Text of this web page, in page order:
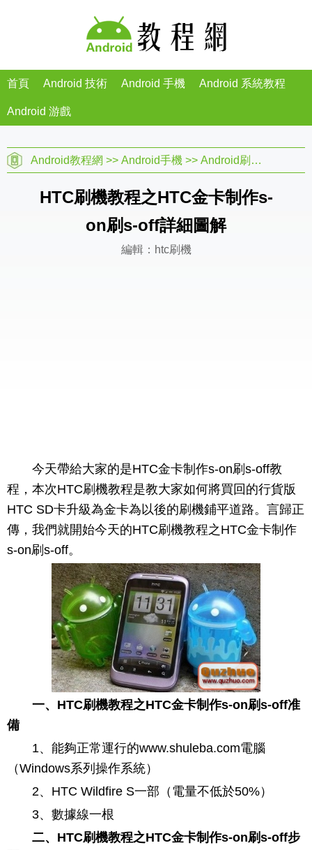
首頁 Android 技術 Android 手機 Android 系統教程
Android 游戲
Android教程網 >> Android手機 >> Android刷機教程
HTC刷機教程之HTC金卡制作s-
on刷s-off詳細圖解
編輯：htc刷機
今天帶給大家的是HTC金卡制作s-on刷s-off教
程，本次HTC刷機教程是教大家如何將買回的行貨版
HTC SD卡升級為金卡為以後的刷機鋪平道路。言歸正
傳，我們就開始今天的HTC刷機教程之HTC金卡制作
s-on刷s-off。
一、HTC刷機教程之HTC金卡制作s-on刷s-off准
備
1、能夠正常運行的www.shuleba.com電腦
（Windows系列操作系統）
2、HTC Wildfire S一部（電量不低於50%）
3、數據線一根
二、HTC刷機教程之HTC金卡制作s-on刷s-off步